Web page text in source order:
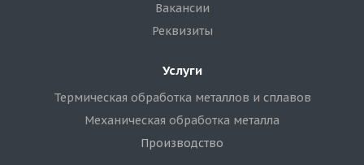
Вакансии
Реквизиты
Услуги
Термическая обработка металлов и сплавов
Механическая обработка металла
Производство